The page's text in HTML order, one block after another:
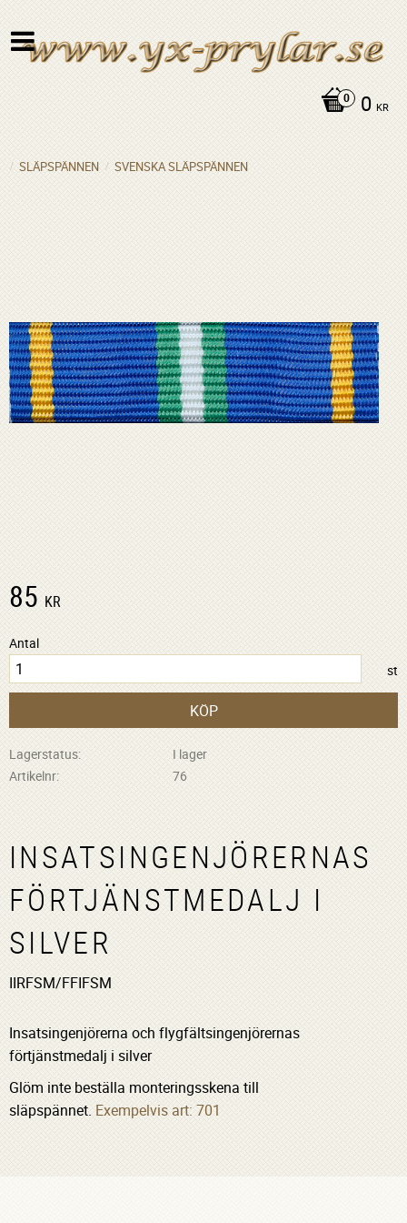
0 KR
SLÄPSPÄNNEN SVENSKA SLÄPSPÄNNEN
85 KR
Antal
st
KÖP
Lagerstatus
I lager
Artikelnr
76
INSATSINGENJÖRERNAS
FÖRTJÄNSTMEDALJ I
SILVER
IIRFSM/FFIFSM
Insatsingenjörerna och flygfältsingenjörernas
förtjänstmedalj i silver
Glöm inte beställa monteringsskena till
släpspännet. Exempelvis art: 701